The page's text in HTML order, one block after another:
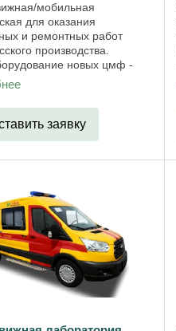
мобильная
для оказания
и ремонтных работ
производства.
новых цмф -
фургонов
MASTER - в сервисные
- передвижные
выездных бригад, так ...
заявку